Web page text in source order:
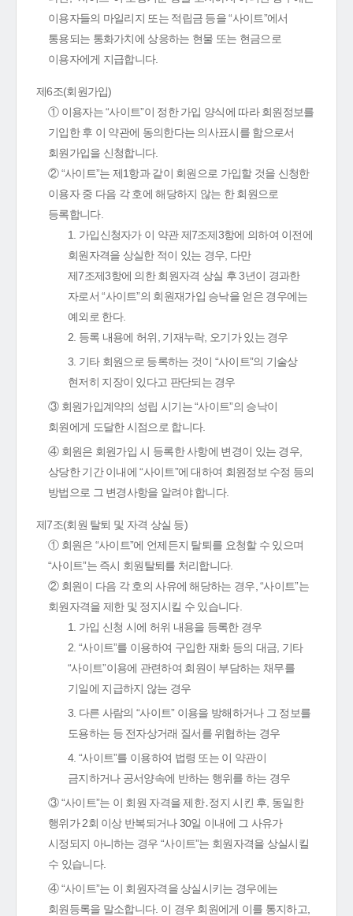
이용자들의 마일리지 또는 적립금 등을 “사이트”에서
통용되는 통화가치에 상응하는 현물 또는 현금으로
이용자에게 지급합니다.
제6조(회원가입)
① 이용자는 “사이트”이 정한 가입 양식에 따라 회원정보를
기입한 후 이 약관에 동의한다는 의사표시를 함으로서
회원가입을 신청합니다.
② “사이트”는 제1항과 같이 회원으로 가입할 것을 신청한
이용자 중 다음 각 호에 해당하지 않는 한 회원으로
등록합니다.
1. 가입신청자가 이 약관 제7조제3항에 의하여 이전에
회원자격을 상실한 적이 있는 경우, 다만
제7조제3항에 의한 회원자격 상실 후 3년이 경과한
자로서 “사이트”의 회원재가입 승낙을 얻은 경우에는
예외로 한다.
2. 등록 내용에 허위, 기재누락, 오기가 있는 경우
3. 기타 회원으로 등록하는 것이 “사이트”의 기술상
현저히 지장이 있다고 판단되는 경우
③ 회원가입계약의 성립 시기는 “사이트”의 승낙이
회원에게 도달한 시점으로 합니다.
④ 회원은 회원가입 시 등록한 사항에 변경이 있는 경우,
상당한 기간 이내에 “사이트”에 대하여 회원정보 수정 등의
방법으로 그 변경사항을 알려야 합니다.
제7조(회원 탈퇴 및 자격 상실 등)
① 회원은 “사이트”에 언제든지 탈퇴를 요청할 수 있으며
“사이트”는 즉시 회원탈퇴를 처리합니다.
② 회원이 다음 각 호의 사유에 해당하는 경우, “사이트”는
회원자격을 제한 및 정지시킬 수 있습니다.
1. 가입 신청 시에 허위 내용을 등록한 경우
2. “사이트”를 이용하여 구입한 재화 등의 대금, 기타
“사이트”이용에 관련하여 회원이 부담하는 채무를
기일에 지급하지 않는 경우
3. 다른 사람의 “사이트” 이용을 방해하거나 그 정보를
도용하는 등 전자상거래 질서를 위협하는 경우
4. “사이트”를 이용하여 법령 또는 이 약관이
금지하거나 공서양속에 반하는 행위를 하는 경우
③ “사이트”는 이 회원 자격을 제한․정지 시킨 후, 동일한
행위가 2회 이상 반복되거나 30일 이내에 그 사유가
시정되지 아니하는 경우 “사이트”는 회원자격을 상실시킬
수 있습니다.
④ “사이트”는 이 회원자격을 상실시키는 경우에는
회원등록을 말소합니다. 이 경우 회원에게 이를 통지하고,